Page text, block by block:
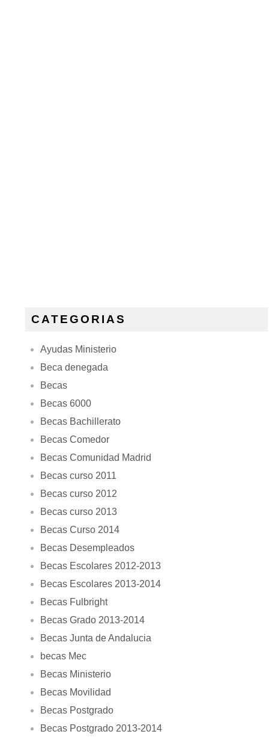
CATEGORIAS
Ayudas Ministerio
Beca denegada
Becas
Becas 6000
Becas Bachillerato
Becas Comedor
Becas Comunidad Madrid
Becas curso 2011
Becas curso 2012
Becas curso 2013
Becas Curso 2014
Becas Desempleados
Becas Escolares 2012-2013
Becas Escolares 2013-2014
Becas Fulbright
Becas Grado 2013-2014
Becas Junta de Andalucia
becas Mec
Becas Ministerio
Becas Movilidad
Becas Postgrado
Becas Postgrado 2013-2014